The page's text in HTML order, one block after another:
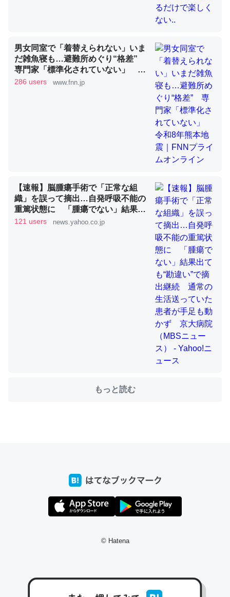
論文では「淡水はカルシウムも酸素も不足してて両方に不
利だから両方が拮抗してるのでは」とあって面白い。海に
いる鋏角類（カブトガニ・ウミグモ）はカルシウムを使わ
ずキチンを強化してる筈だが、酵素が違うのか？
─ニュース :: 【研究発表】昆虫学の大問題＝「昆虫はなぜ海にいな
類は苦労してるんだな…。腹足類だと殻を無くしてナメク
ジになったり努力してるし。
─ニュース :: 【研究発表】昆虫学の大問題＝「昆虫はなぜ海にいな
いのか」に関する新仮説
ウチもEchoを実家に置いて４年。でたまに覗いてる。ぼ
ちぼちRingも置こうかと画策中。あと、Googleマップで
位置情報を共有してる。電池残量や充電中かが分かるので
─たまにLINEするくらいだった遠方の父67歳と僕。ITツール導入で
コミュニケーションが劇的に変化した｜tayorini by LIFULL介護
私も3年前ぐらいに祖母の家に設置した。ポケットWifiみ
34
男女同室で「着替えられない」いま
だ雑魚寝も…避難所めぐり“格差”
専門家「標準化されていない」 令
和8年熊本地震｜FNNプライムオン
286 users www.fnn.jp
【速報】脳腫瘍手術で「正常な組
織」を誤って摘出…自発呼吸不能の
重篤状態に 「腫瘍でない」結果出
ても“勘違い”で摘出継続 通常の生
121 users news.yahoo.co.jp
もっと読む
© Hatena